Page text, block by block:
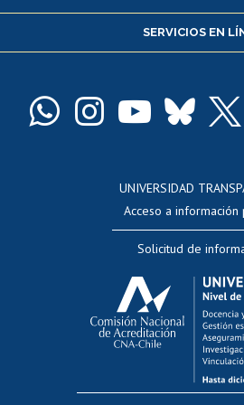
Servicio médico y
Pago de arancel y
Docentes
Evaluación
Calificación
Postulación al
Funcionarias/
Cursos internos de
Bienestar del
SERVICIOS EN
UNIVERSIDAD
Acceso a información
Solicitud de